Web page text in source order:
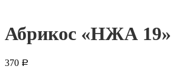
Абрикос «НЖА 19»
370 Р